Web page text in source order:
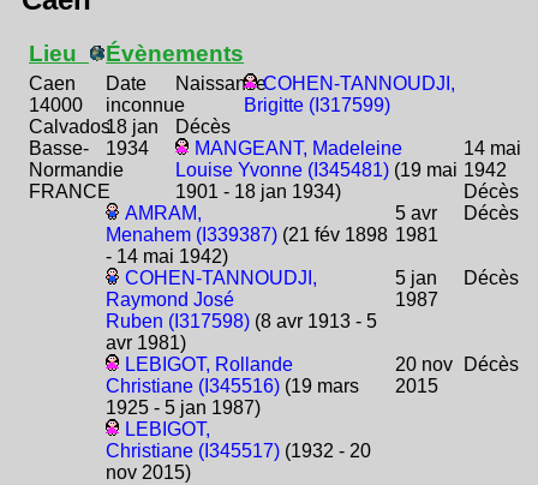
Lieu
Caen
14000
Calvados
Basse-
Normandie
FRANCE
Évènements
Date
inconnue
NaissanceCOHEN-TANNOUDJI,
Brigitte (I317599)
18 jan
1934
Décès
MANGEANT, Madeleine
Louise Yvonne (I345481)(19 mai
1901 - 18 jan 1934)
14 mai
1942
Décès
AMRAM,
Menahem (I339387) (21 fév 1898
- 14 mai 1942)
5 avr
1981
Décès
COHEN-TANNOUDJI,
Raymond José
Ruben (I317598) (8 avr 1913 - 5
avr 1981)
5 jan
1987
Décès
LEBIGOT, Rollande
Christiane (I345516) (19 mars
1925 - 5 jan 1987)
20 nov
2015
Décès
LEBIGOT,
Christiane (I345517) (1932 - 20
nov 2015)